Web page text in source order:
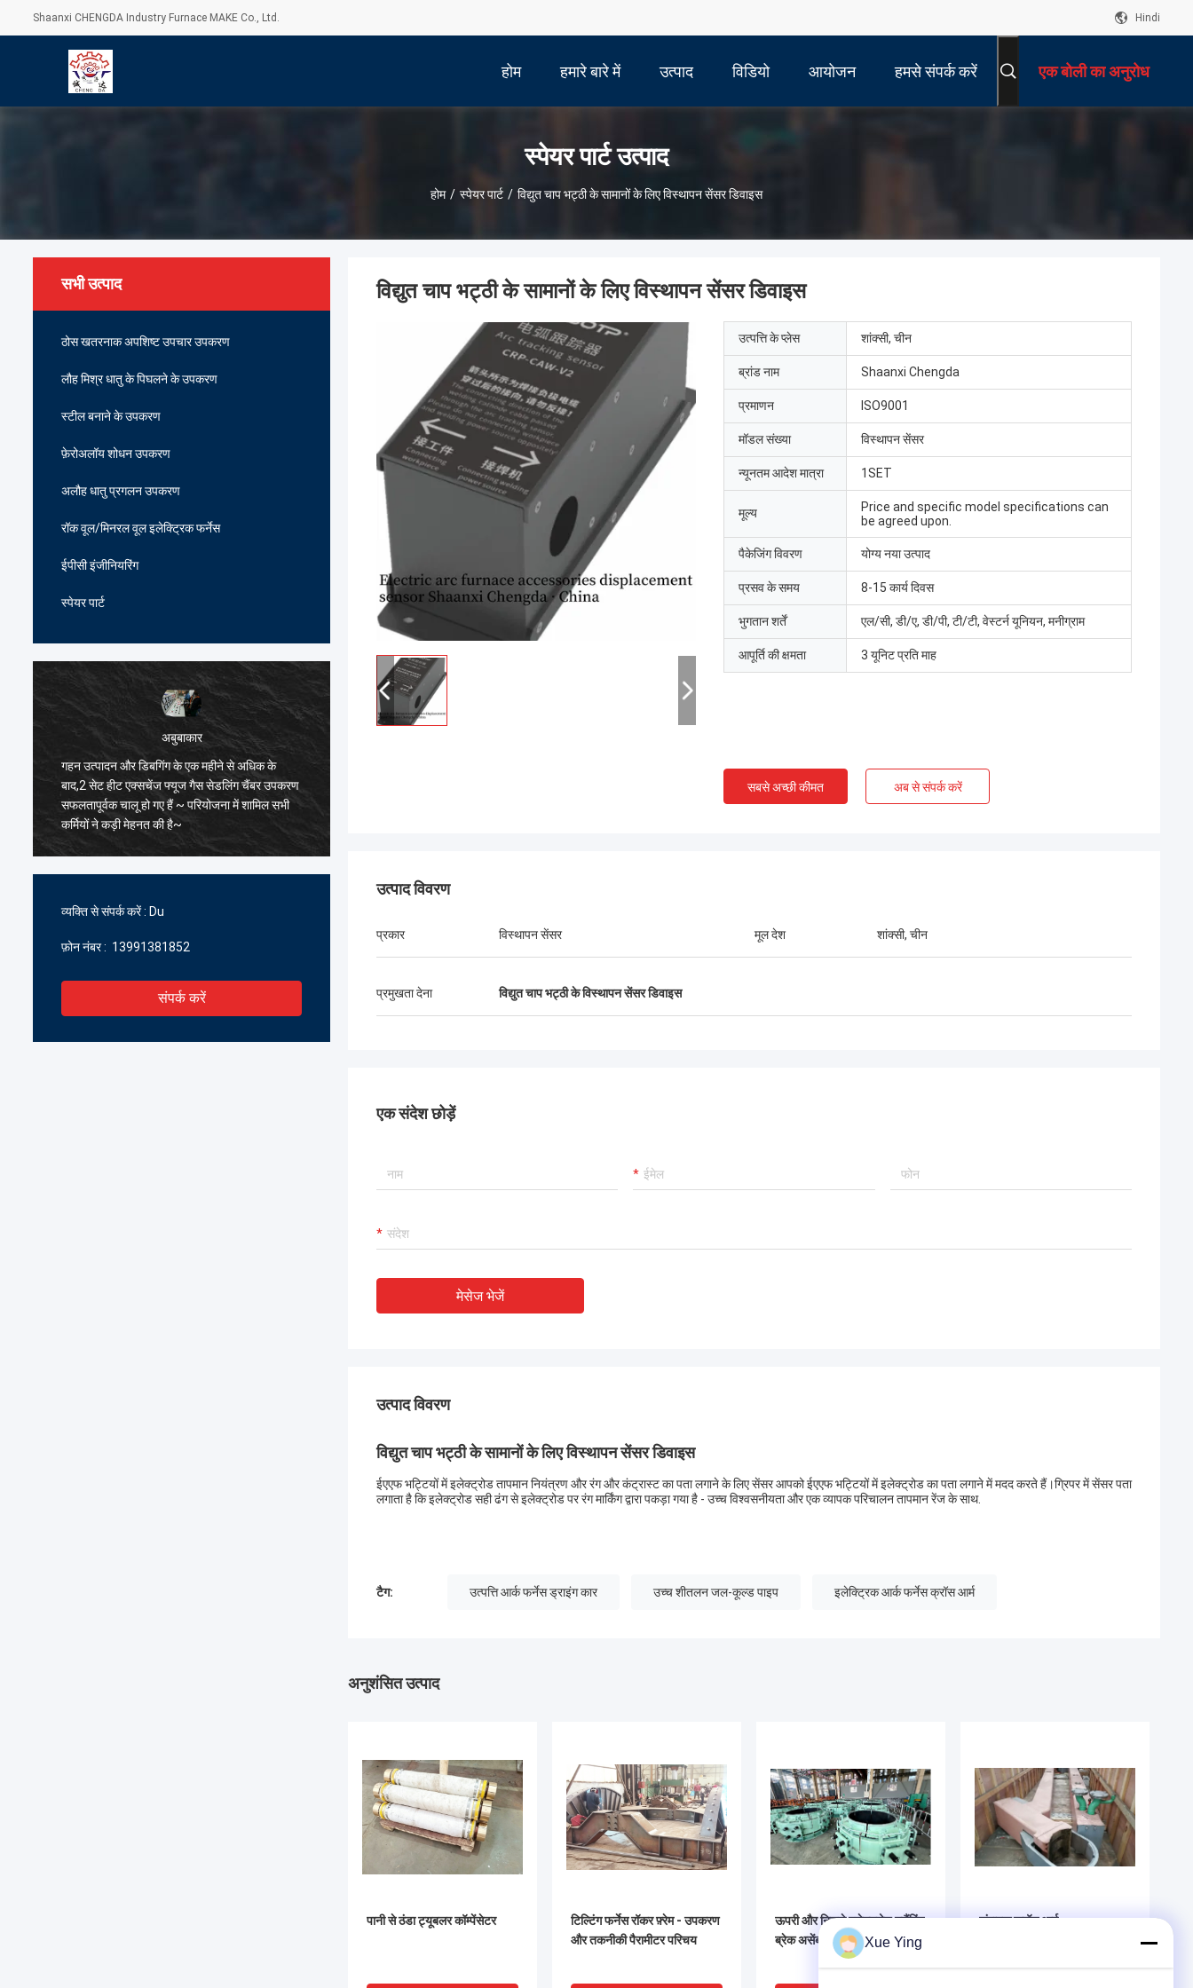
Shaanxi CHENGDA Industry Furnace MAKE Co., Ltd. Hindi
होम हमारे बारे में उत्पाद विडियो आयोजन हमसे संपर्क करें एक बोली का अनुरोध
स्पेयर पार्ट उत्पाद
होम / स्पेयर पार्ट / विद्युत चाप भट्ठी के सामानों के लिए विस्थापन सेंसर डिवाइस
सभी उत्पाद
ठोस खतरनाक अपशिष्ट उपचार उपकरण
लौह मिश्र धातु के पिघलने के उपकरण
स्टील बनाने के उपकरण
फ़ेरोअलॉय शोधन उपकरण
अलौह धातु प्रगलन उपकरण
रॉक वूल/मिनरल वूल इलेक्ट्रिक फर्नेस
ईपीसी इंजीनियरिंग
स्पेयर पार्ट
अबुबाकार
गहन उत्पादन और डिबगिंग के एक महीने से अधिक के
बाद,2 सेट हीट एक्सचेंज फ्यूज गैस सेडलिंग चैंबर उपकरण
सफलतापूर्वक चालू हो गए हैं ~ परियोजना में शामिल सभी
कर्मियों ने कड़ी मेहनत की है~
शांक्सी चेंगदा औद्योगिक भट्ठी कं, लिमिटेड ने इलेक्ट्रिक
आर्क भट्ठी के कमीशन को पूरा किया, श्रमिकों ने उपकरणों
को सीखने और संचालित करने के लिए चेंगदा इंजीनियरों के
व्यक्ति से संपर्क करें : Du
फ़ोन नंबर : 13991381852
संपर्क करें
विद्युत चाप भट्ठी के सामानों के लिए विस्थापन सेंसर डिवाइस
उत्पत्ति के प्लेस शांक्सी, चीन
ब्रांड नाम Shaanxi Chengda
प्रमाणन ISO9001
मॉडल संख्या विस्थापन सेंसर
न्यूनतम आदेश मात्रा 1SET
मूल्य
Price and specific model specifications can
be agreed upon.
पैकेजिंग विवरण योग्य नया उत्पाद
प्रसव के समय 8-15 कार्य दिवस
भुगतान शर्तें एल/सी, डी/ए, डी/पी, टी/टी, वेस्टर्न यूनियन, मनीग्राम
आपूर्ति की क्षमता 3 यूनिट प्रति माह
सबसे अच्छी कीमत अब से संपर्क करें
उत्पाद विवरण
प्रकार विस्थापन सेंसर मूल देश शांक्सी, चीन
प्रमुखता देना विद्युत चाप भट्ठी के विस्थापन सेंसर डिवाइस
एक संदेश छोड़ें
मेसेज भेजें
उत्पाद विवरण
विद्युत चाप भट्ठी के सामानों के लिए विस्थापन सेंसर डिवाइस
ईएएफ भट्टियों में इलेक्ट्रोड तापमान नियंत्रण और रंग और कंट्रास्ट का पता लगाने के लिए सेंसर आपको ईएएफ भट्टियों में इलेक्ट्रोड का पता लगाने में मदद करते हैं।ग्रिपर में सेंसर पता
लगाता है कि इलेक्ट्रोड सही ढंग से इलेक्ट्रोड पर रंग मार्किंग द्वारा पकड़ा गया है - उच्च विश्वसनीयता और एक व्यापक परिचालन तापमान रेंज के साथ.
टैग: उत्पत्ति आर्क फर्नेस ड्राइंग कार उच्च शीतलन जल-कूल्ड पाइप इलेक्ट्रिक आर्क फर्नेस क्रॉस आर्म
अनुशंसित उत्पाद
पानी से ठंडा ट्यूबलर कॉम्पेंसेटर
टिल्टिंग फर्नेस रॉकर फ़्रेम - उपकरण
और तकनीकी पैरामीटर परिचय
ऊपरी और निचले इलेक्ट्रोड क्लैंपिंग
ब्रेक असेंबली
संवाहक क्रॉस आर्म
Xue Ying